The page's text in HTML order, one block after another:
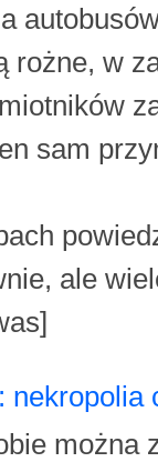
rożne, w
sam
ale
nekropolia
można